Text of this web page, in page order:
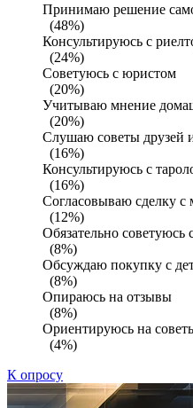
Принимаю решение
(48%)
Консультируюсь с
(24%)
Советуюсь с юристом
(20%)
Учитываю мнение
(20%)
Слушаю советы друзей
(16%)
Консультируюсь с
(16%)
Согласовываю сделку
(12%)
Обязательно советуюсь
(8%)
Обсуждаю покупку с
(8%)
Опираюсь на отзывы
(8%)
Ориентируюсь на
(4%)
К опросу